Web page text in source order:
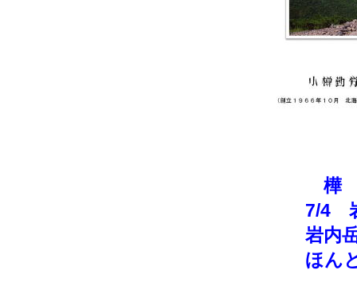
樺 8月
7/4 岩
岩内岳山
ほんとに